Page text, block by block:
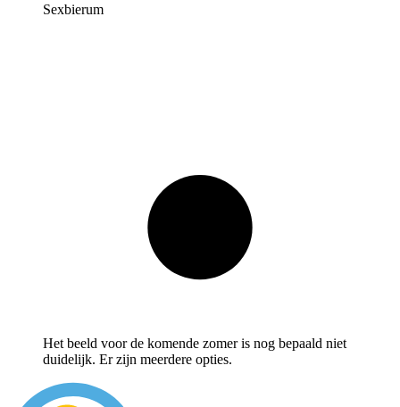
duidelijk. Er zijn meerdere opties.